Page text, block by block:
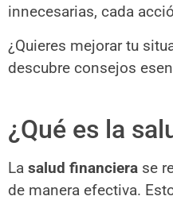
innecesarias, cada
¿Quieres mejorar tu
descubre consejos
¿Qué es la
La salud financiera se
de manera efectiva.